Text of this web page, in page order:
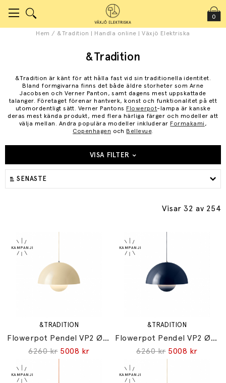
0
Hem / &Tradition | Handla online | Växjö Elektriska
&Tradition
&Tradition är känt för att hålla fast vid sin traditionella identitet.
Bland formgivarna finns det både äldre storheter som Arne
Jacobsen och Verner Panton, samt dagens mest uppskattade
talanger. Företaget förenar hantverk, konst och funktionalitet på ett
utomordentligt sätt. Verner PantonsFlowerpot-lampa är kanske
deras mest kända produkt, med flera härliga färger och modeller att
välja mellan. Andra populära modeller inkluderarFormakami ,
Copenhagen ochBellevue.
VISA FILTER
SENASTE
Visar 32 av 254
&TRADITION
Flowerpot Pendel VP2 Ø50cm Ivory
6260 kr 5008 kr
&TRADITION
Flowerpot Pendel VP2 Ø50cm Steel Blue
6260 kr 5008 kr